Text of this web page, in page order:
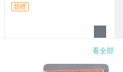
競標
看全部